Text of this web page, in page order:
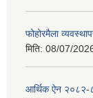
फोहोरमैला
मिति: 08/07/
आर्थिक ऐन २०८२-